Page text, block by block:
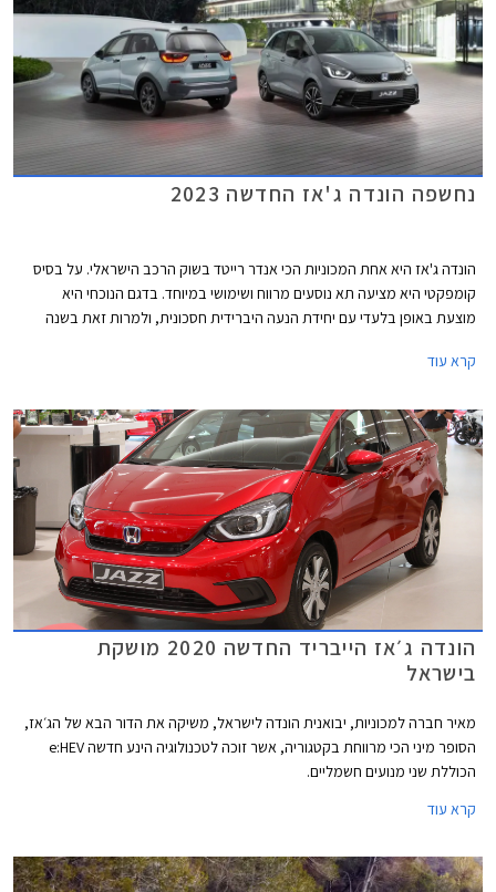
האבזור אלגנס משמשת כגרסת הכניסה אך גם אז מדובר בהתייקרות
משמעותית של 15,000 ₪ לעומת הדגם היוצא.
נחשפה הונדה ג'אז החדשה 2023
הונדה ג'אז היא אחת המכוניות הכי אנדר רייטד בשוק הרכב הישראלי. על בסיס
קומפקטי היא מציעה תא נוסעים מרווח ושימושי במיוחד. בדגם הנוכחי היא
מוצעת באופן בלעדי עם יחידת הנעה היברידית חסכונית, ולמרות זאת בשנה
למתחרות, לתג המחיר הגבוה בוודאי יש חלק בכך. כעת הונדה חושפת מתיחת
הזעומים. הונדה ג'אז המעודכנת תוצע לרכישה באירופה כבר בתקופה הקרובה
ואנו מעריכים כי בהמשך השנה היא תגיע גם לישראל.
קרא עוד
הונדה ג׳אז הייבריד החדשה 2020 מושקת
בישראל
מאיר חברה למכוניות, יבואנית הונדה לישראל, משיקה את הדור הבא של הג׳אז,
הסופר מיני הכי מרווחת בקטגוריה, אשר זוכה לטכנולוגיה הינע חדשה e:HEV
הכוללת שני מנועים חשמליים.
קרא עוד